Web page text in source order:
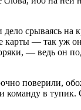
срываясь на
карты — так уж
— ведь он
поверили,
команду в